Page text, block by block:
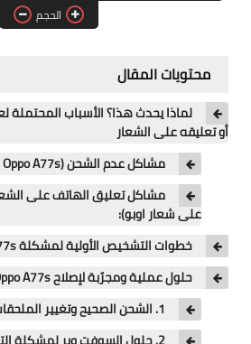
ويندوز
مقالات
الحجم
محتويات المقال
أو تعليقه على الشعار
مشاكل عدم الشحن (Oppo A77s لا يشحن):
على شعار اوبو):
خطوات التشخيص الأولية لمشكلة Oppo A77s
حلول عملية ومجرّبة لإصلاح Oppo A77s
1. الشحن الصحيح وتغيير الملحقات: